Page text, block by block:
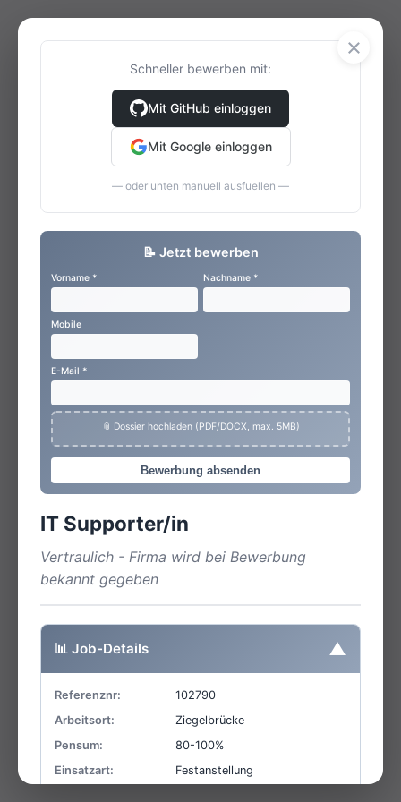
×
Schneller bewerben mit:
Mit GitHub einloggen
Mit Google einloggen
— oder unten manuell ausfuellen —
📝 Jetzt bewerben
Vorname * Nachname *
Mobile
E-Mail *
📎 Dossier hochladen (PDF/DOCX, max. 5MB)
Bewerbung absenden
IT Supporter/in
Vertraulich - Firma wird bei Bewerbung
bekannt gegeben
📊 Job-Details ▼
Referenznr:
102790
Arbeitsort:
Ziegelbrücke
Pensum:
80-100%
Einsatzart:
Festanstellung